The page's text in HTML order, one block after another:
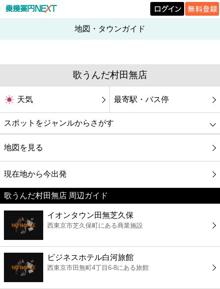
地図・タウンガイド
歌うんだ村田無店
天気 最寄駅・バス停
スポットをジャンルからさがす
グルメ
映画
美容
コンビニ
薬局
スーパー
地図を見る
現在地から今出発
歌うんだ村田無店 周辺ガイド
イオンタウン田無芝久保
西東京市芝久保町にある商業施設
ビジネスホテル白河旅館
西東京市田無町4丁目6-8にある旅館